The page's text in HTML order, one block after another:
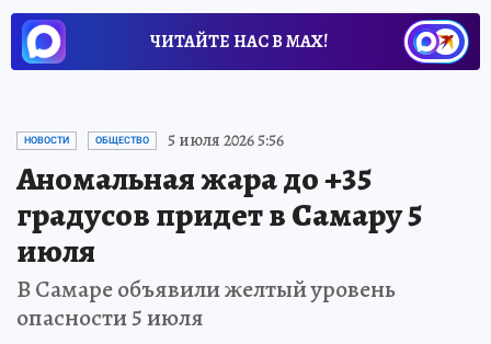
ЧИТАЙТЕ НАС В МАХ!
НОВОСТИ ОБЩЕСТВО 5 июля 2026 5:56
Аномальная жара до +35
градусов придет в Самару 5
июля
В Самаре объявили желтый уровень
опасности 5 июля